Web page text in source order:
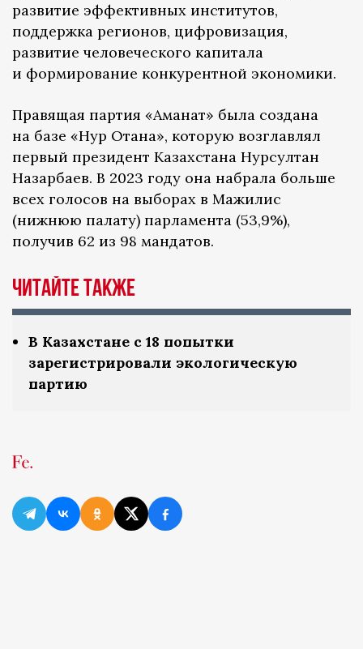
развитие эффективных институтов,
поддержка регионов, цифровизация,
развитие человеческого капитала
и формирование конкурентной экономики.
Правящая партия «Аманат» была создана
на базе «Нур Отана», которую возглавлял
первый президент Казахстана Нурсултан
Назарбаев. В 2023 году она набрала больше
всех голосов на выборах в Мажилис
(нижнюю палату) парламента (53,9%),
получив 62 из 98 мандатов.
ЧИТАЙТЕ ТАКЖЕ
В Казахстане с 18 попытки
зарегистрировали экологическую
партию